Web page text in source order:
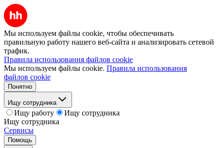
Мы используем файлы cookie, чтобы обеспечивать
правильную работу нашего веб-сайта и анализировать сетевой
трафик.
Правила использования файлов cookie
Мы используем файлы cookie. Правила использования
файлов cookie
Понятно
Ищу сотрудника
Ищу работу
Ищу сотрудника
Ищу сотрудника
Сервисы
Помощь